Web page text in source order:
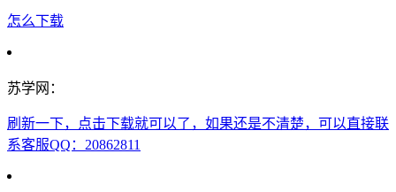
怎么下载
苏学网：
刷新一下，点击下载就可以了，如果还是不清楚，可以直接联
系客服QQ：20862811